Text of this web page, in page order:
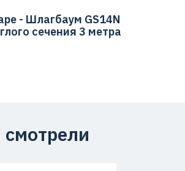
- Шлагбаум GS14N
сечения 3 метра